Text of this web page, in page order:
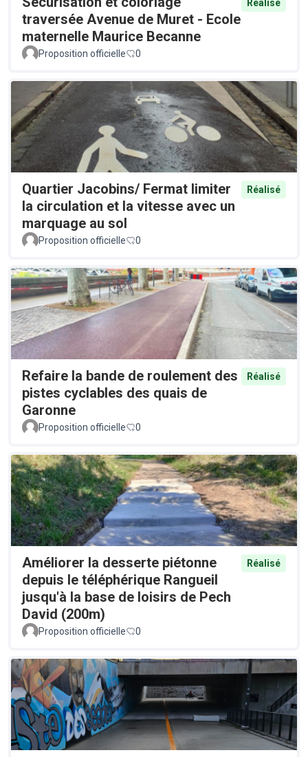
traversée Avenue de Muret - Ecole
maternelle Maurice Becanne
Réalisé
Proposition officielle 0
Quartier Jacobins/ Fermat limiter
la circulation et la vitesse avec un
marquage au sol
Réalisé
Proposition officielle 0
Refaire la bande de roulement des
pistes cyclables des quais de
Garonne
Réalisé
Proposition officielle 0
Améliorer la desserte piétonne
depuis le téléphérique Rangueil
jusqu'à la base de loisirs de Pech
David (200m)
Réalisé
Proposition officielle 0